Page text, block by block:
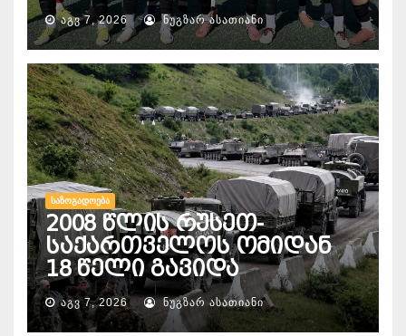
ᲐᲒᲕ 7, 2026 ᲜᲣᲒᲖᲐᲠ ᲐᲡᲐᲗᲘᲐᲜᲘ
ᲡᲐᲖᲝᲒᲐᲓᲝᲔᲑᲐ
2008 წლის რუსეთ-
საქართველოს ომიდან
18 წელი გავიდა
ᲐᲒᲕ 7, 2026 ᲜᲣᲒᲖᲐᲠ ᲐᲡᲐᲗᲘᲐᲜᲘ